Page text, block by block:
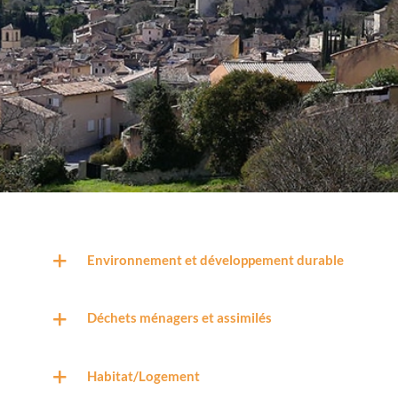
Environnement et développement durable
Déchets ménagers et assimilés
Habitat/Logement